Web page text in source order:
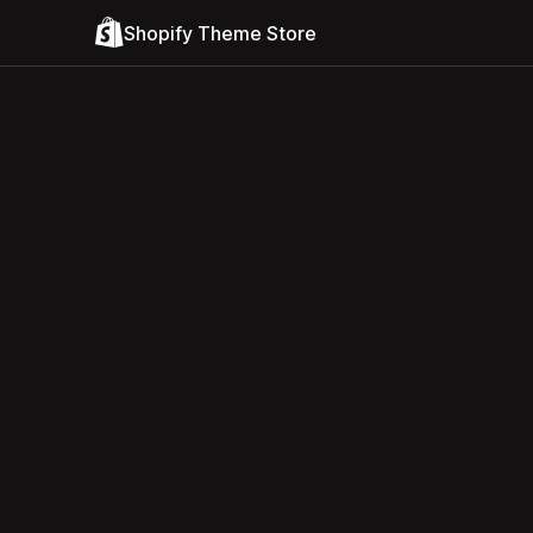
Shopify Theme Store